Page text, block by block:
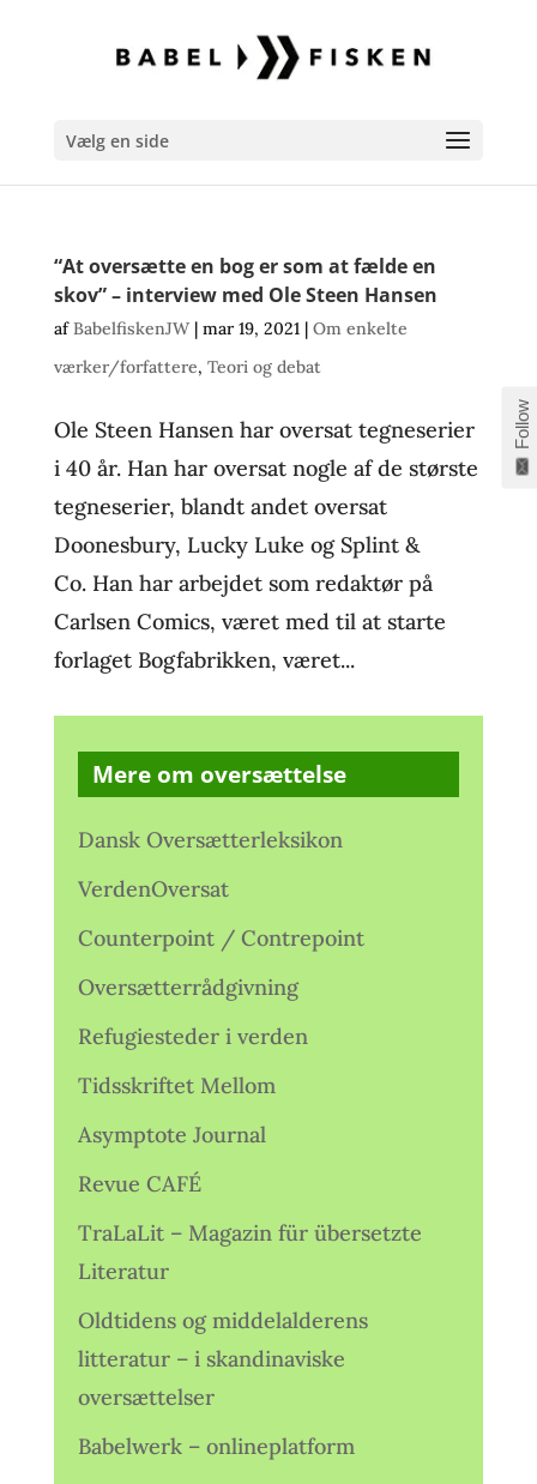
Vælg en side
“At oversætte en bog er som at fælde en
skov” – interview med Ole Steen Hansen
afBabelfiskenJW| mar 19, 2021| Om enkelte
værker/forfattere, Teori og debat
Ole Steen Hansen har oversat tegneserier
i 40 år. Han har oversat nogle af de største
tegneserier, blandt andet oversat
Doonesbury, Lucky Luke og Splint &
Co. Han har arbejdet som redaktør på
Carlsen Comics, været med til at starte
forlaget Bogfabrikken, været...
Mere om oversættelse
Dansk Oversætterleksikon
VerdenOversat
Counterpoint / Contrepoint
Oversætterrådgivning
Refugiesteder i verden
Tidsskriftet Mellom
Asymptote Journal
Revue CAFÉ
TraLaLit – Magazin für übersetzte
Literatur
Oldtidens og middelalderens
litteratur – i skandinaviske
oversættelser
Babelwerk – onlineplatform
Follow